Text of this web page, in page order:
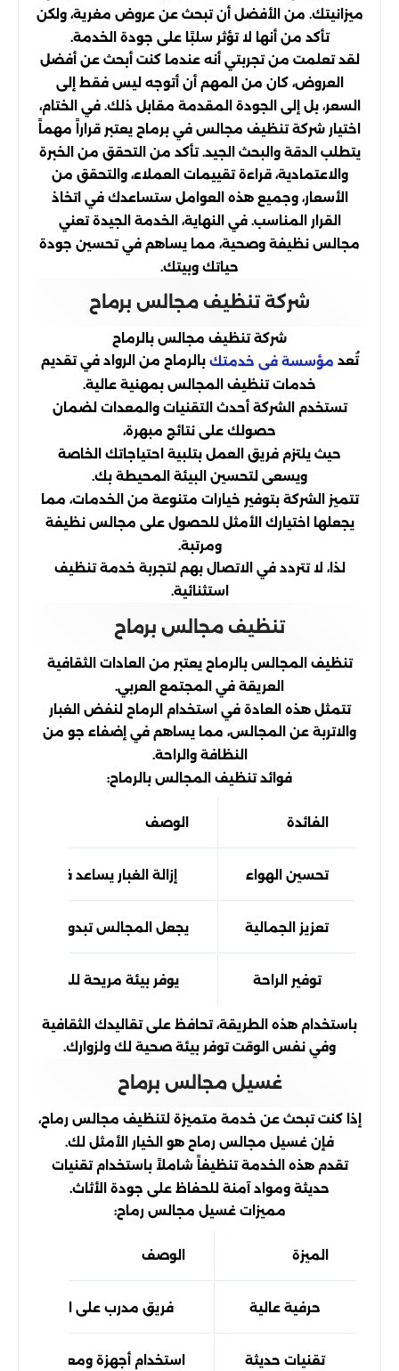
ميزانيتك. من الأفضل أن تبحث عن عروض مغرية، ولكن
تأكد من أنها لا تؤثر سلبًا على جودة الخدمة.
لقد تعلمت من تجربتي أنه عندما كنت أبحث عن أفضل
العروض، كان من المهم أن أتوجه ليس فقط إلى
السعر، بل إلى الجودة المقدمة مقابل ذلك. في الختام،
اختيار شركة تنظيف مجالس في برماح يعتبر قراراً مهماً
يتطلب الدقة والبحث الجيد. تأكد من التحقق من الخبرة
والاعتمادية، قراءة تقييمات العملاء، والتحقق من
الأسعار، وجميع هذه العوامل ستساعدك في اتخاذ
القرار المناسب. في النهاية، الخدمة الجيدة تعني
مجالس نظيفة وصحية، مما يساهم في تحسين جودة
حياتك وبيتك.
شركة تنظيف مجالس برماح
شركة تنظيف مجالس بالرماح
تُعد مؤسسة فى خدمتك بالرماح من الرواد في تقديم
خدمات تنظيف المجالس بمهنية عالية.
تستخدم الشركة أحدث التقنيات والمعدات لضمان
حصولك على نتائج مبهرة،
حيث يلتزم فريق العمل بتلبية احتياجاتك الخاصة
ويسعى لتحسين البيئة المحيطة بك.
تتميز الشركة بتوفير خيارات متنوعة من الخدمات، مما
يجعلها اختيارك الأمثل للحصول على مجالس نظيفة
ومرتبة.
لذا، لا تتردد في الاتصال بهم لتجربة خدمة تنظيف
استثنائية.
تنظيف مجالس برماح
تنظيف المجالس بالرماح يعتبر من العادات الثقافية
العريقة في المجتمع العربي.
تتمثل هذه العادة في استخدام الرماح لنفض الغبار
والاتربة عن المجالس، مما يساهم في إضفاء جو من
النظافة والراحة.
فوائد تنظيف المجالس بالرماح:
الفائدة الوصف
تحسين الهواء إزالة الغبار يساعد في تنقية
تعزيز الجمالية يجعل المجالس تبدو أكثر إشراقًا
توفير الراحة يوفر بيئة مريحة للجلوس
باستخدام هذه الطريقة، تحافظ على تقاليدك الثقافية
وفي نفس الوقت توفر بيئة صحية لك ولزوارك.
غسيل مجالس برماح
إذا كنت تبحث عن خدمة متميزة لتنظيف مجالس رماح،
فإن غسيل مجالس رماح هو الخيار الأمثل لك.
تقدم هذه الخدمة تنظيفاً شاملاً باستخدام تقنيات
حديثة ومواد آمنة للحفاظ على جودة الأثاث.
مميزات غسيل مجالس رماح:
الميزة الوصف
حرفية عالية فريق مدرب على استخدام
تقنيات حديثة استخدام أجهزة ومعدات